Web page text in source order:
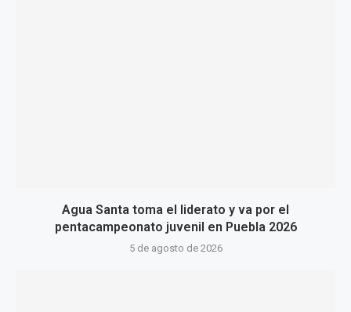
Agua Santa toma el liderato y va por el
pentacampeonato juvenil en Puebla 2026
5 de agosto de 2026